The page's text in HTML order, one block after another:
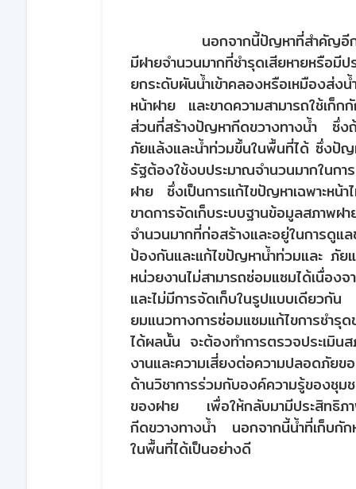
นอกจากนี้ปัญหาที่สำคัญอี
มีฝายจำนวนมากที่ชำรุดเสียหายหรือมี
ยกระดับผันน้ำเข้าคลองหรือเหมืองส่
หน้าฝาย และขาดความสามารถใช้เก็
ส่วนที่สร้างปัญหากีดขวางทางน้ำ ซึ่ง
ภัยแล้งและน้ำท่วมขึ้นในพื้นที่ได้ ซึ่งปัญ
รัฐต้องใช้งบประมาณจำนวนมากในกา
ฝาย ซึ่งเป็นการแก้ไขปัญหาเฉพาะห
ขาดการจัดเก็บระบบฐานข้อมูลสภาพ
จำนวนมากที่ก่อสร้างและอยู่ในการดู
ป้องกันและแก้ไขปัญหาน้ำท่วมและ ภัย
หน่วยงานไม่สามารถซ่อมแซมได้เนื่อง
และไม่มีการจัดเก็บในรูปแบบเดียวกั
ยมแนวทางการซ่อมแซมแก้ไขการชำ
ได้ผลนั้น จะต้องทำการตรวจประเมิน
งานและความเสี่ยงต่อความปลอดภัย
ด้านวิชาการร่วมกับองค์ความรู้ของชุ
ของฝาย เพื่อให้กลับมามีประสิทธิภา
กีดขวางทางน้ำ นอกจากนี้น้ำที่เก็บกัก
ในพื้นที่ได้เป็นอย่างดี